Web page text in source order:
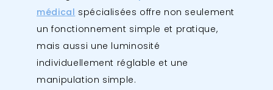
médical spécialisées offre non seulement
un fonctionnement simple et pratique,
mais aussi une luminosité
individuellement réglable et une
manipulation simple.